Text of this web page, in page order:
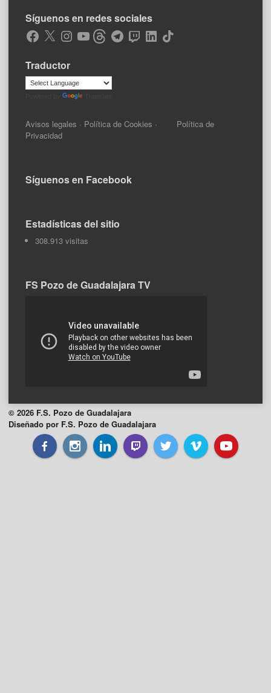
Síguenos en redes sociales
Facebook
X Instagram
YouTubeThreadsTelegramTwitchLinkedIn
TikTok
Traductor
Avisos legales · Política de Cookies · Política de
Privacidad
Síguenos en Facebook
Estadísticas del sitio
308.913 visitas
FS Pozo de Guadalajara TV
© 2026 F.S. Pozo de Guadalajara
Diseñado por F.S. Pozo de Guadalajara